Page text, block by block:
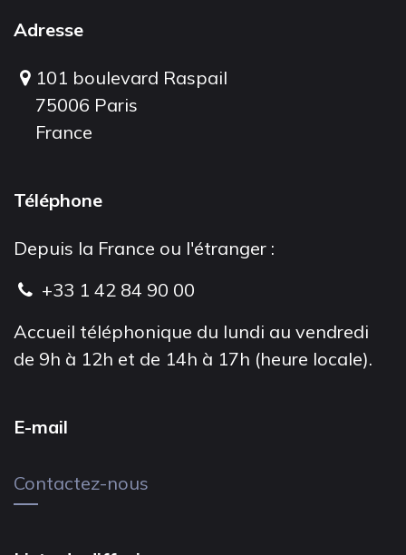
Adresse
101 boulevard Raspail
75006 Paris
France
Téléphone
Depuis la France ou l'étranger :
+33 1 42 84 90 00
Accueil téléphonique du lundi au vendredi
de 9h à 12h et de 14h à 17h (heure locale).
E-mail
Contactez-nous